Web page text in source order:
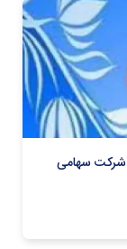
شرکت سهامی